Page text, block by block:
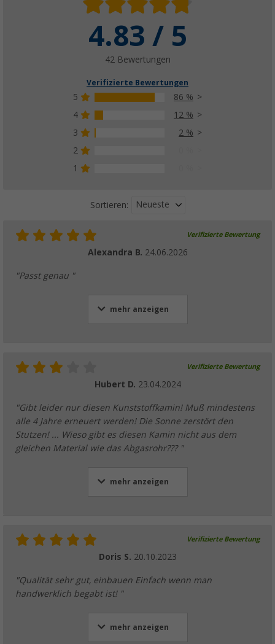
4.83 / 5
42 Bewertungen
Verifizierte Bewertungen
5
86 %
4
12 %
3
2 %
2
1
Sortieren: Neueste
Verifizierte Bewertung
Alexandra B. 24.06.2026
"Passt genau "
mehr anzeigen
Verifizierte Bewertung
Hubert D. 23.04.2024
"Gibt leider nur diesen Kunststoffkamin! Muß mindestens
alle 4 Jahre erneuert werden! Die Sonne zerstört den
Stutzen! ... Wieso gibt es diesen Kamin nicht aus dem
gleichen Material wie das Abgasrohr??? "
mehr anzeigen
Verifizierte Bewertung
Doris S. 20.10.2023
"Qualität sehr gut, einbauen Einfach wenn man
handwerklich begabt ist! "
mehr anzeigen